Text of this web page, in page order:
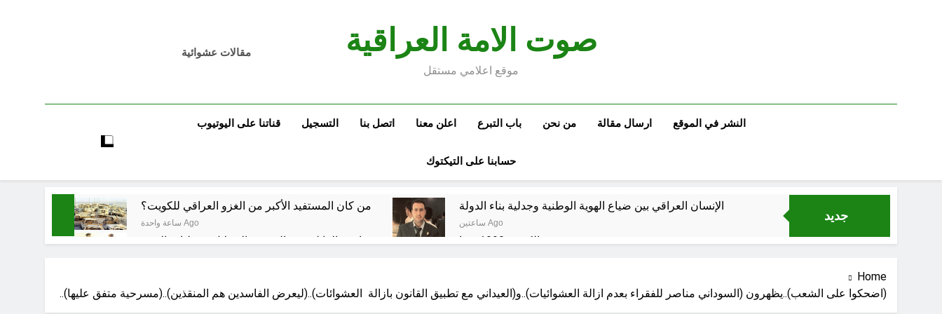
صوت الامة العراقية
موقع اعلامي مستقل
مقالات عشوائية
النشر في الموقع ارسال مقالة من نحن باب التبرع اعلن معنا اتصل بنا التسجيل قناتنا على اليوتيوب
حسابنا على التيكتوك
جديد
من كان المستفيد الأكبر من الغزو العراقي للكويت؟
ساعة واحدة Ago
الإنسان العراقي بين ضياع الهوية الوطنية وجدلية بناء الدولة
ساعتين Ago
غزو الكويت 1990: قرار صدام حسين ودور دائرته العائلية في الحرب والاحتلال وعمليات النهب
6 ساعات Ago
من وراء المسيرة الخضراء / الجزء الخامس الأسوأ والأحسن في تأريخ العراق الحديث
Home
(اضحكوا على الشعب)..يظهرون (السوداني مناصر للفقراء بعدم ازالة العشوائيات)..و(العيداني مع تطبيق القانون بازالة العشوائات)..(ليعرض الفاسدين هم المنقذين)..(مسرحية متفق عليها)..